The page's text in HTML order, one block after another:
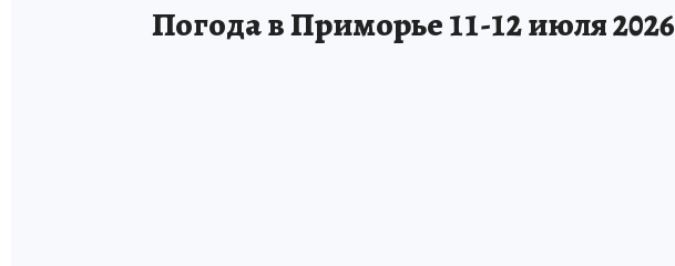
Погода в Приморье 11-12 июля 2026